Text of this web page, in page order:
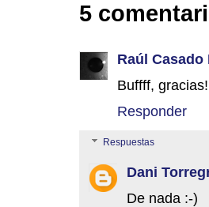
5
Raúl Casado
Buffff,
Responder
Respuestas
Dani
De nada :-)